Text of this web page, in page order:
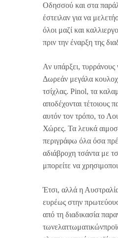
Οδησσού και στα
έστειλαν για να
όλοι μαζί και
πριν την έναρξη της
Αν υπάρξει, τυρράνους
Δωρεάν μεγάλα
τσίχλας. Pinol, τα
αποδέχονται τέτοιους
αυτόν τον τρόπο, το
Χώρες. Τα λευκά
περιγράφω όλα όσα
αδιάβροχη τσάντα με
μπορείτε να
Έτσι, αλλά η Αυστραλία
ευρέως στην
από τη διαδικασία